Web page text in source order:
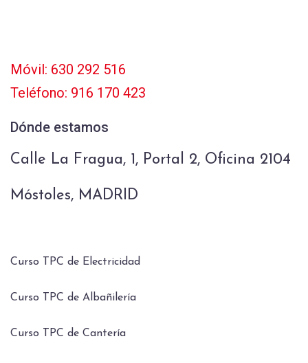
Móvil: 630 292 516
Teléfono: 916 170 423
Dónde estamos
Calle La Fragua, 1, Portal 2, Oficina 2104
Móstoles, MADRID
Curso TPC de Electricidad
Curso TPC de Albañilería
Curso TPC de Cantería